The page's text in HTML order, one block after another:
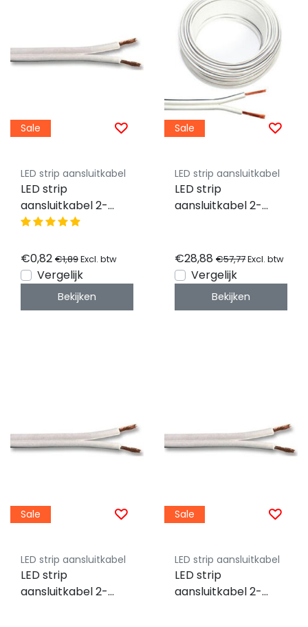
Sale
LED strip aansluitkabel
LED strip
aansluitkabel 2-
polig, YZWL
- Wit
€0,82 €1,89Excl. btw
Vergelijk
Bekijken
Sale
LED strip aansluitkabel
LED strip
aansluitkabel 2-
meter rol - wit
€28,88 €57,77Excl. btw
Vergelijk
Bekijken
Sale
LED strip aansluitkabel
LED strip
aansluitkabel 2-
Sale
LED strip aansluitkabel
LED strip
aansluitkabel 2-